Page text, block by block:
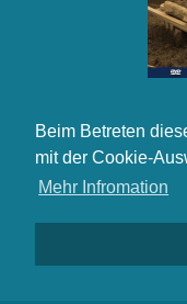
Beim Betreten
mit der Cookie-
Mehr Infromation